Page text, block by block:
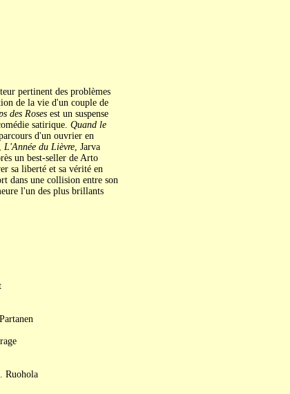
pertinent des problèmes
de la vie d'un couple de
des Rosesest un suspense
satirique. Quand le
d'un ouvrier en
L'Année du Lièvre, Jarva
un best-seller de Arto
sa liberté et sa vérité en
dans une collision entre son
l'un des plus brillants
Ruohola